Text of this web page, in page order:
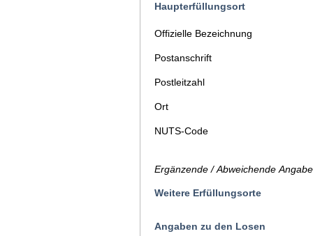
Haupterfüllungsort
Offizielle Bezeichnung
Postanschrift
Postleitzahl
Ort
NUTS-Code
Ergänzende / Abweichende
Weitere Erfüllungsorte
Angaben zu den Losen